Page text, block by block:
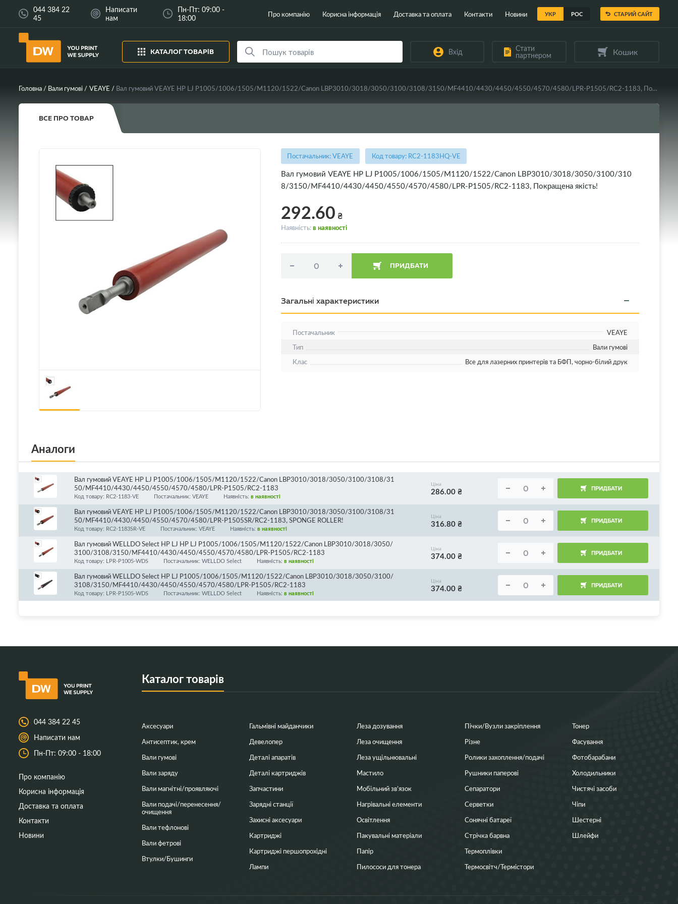
УКР РОС
044 384 22
45
Написати
нам
Пн-Пт: 09:00 -
18:00
Про компанію Корисна інформація Доставка та оплата Контакти Новини СТАРИЙ САЙТ
КАТАЛОГ ТОВАРІВ Вхід Стати
партнером Кошик
Головна Вали гумові VEAYE Вал гумовий VEAYE HP LJ P1005/1006/1505/M1120/1522/Canon LBP3010/3018/3050/3100/3108/3150/MF4410/4430/4450/4550/4570/4580/LPR-P1505/RC2-1183, Покращена якість!
ВСЕ ПРО ТОВАР
Постачальник: VEAYE Код товару: RC2-1183HQ-VE
Вал гумовий VEAYE HP LJ P1005/1006/1505/M1120/1522/Canon LBP3010/3018/3050/3100/310
8/3150/MF4410/4430/4450/4550/4570/4580/LPR-P1505/RC2-1183, Покращена якість!
292.60 ₴
Наявність:в наявності
ПРИДБАТИ
Загальні характеристики
Постачальник
VEAYE
Тип
Вали гумові
Клас
Все для лазерних принтерів та БФП, чорно-білий друк
Аналоги
Вал гумовий VEAYE HP LJ P1005/1006/1505/M1120/1522/Canon LBP3010/3018/3050/3100/3108/31
50/MF4410/4430/4450/4550/4570/4580/LPR-P1505/RC2-1183
Код товару: RC2-1183-VE Постачальник: VEAYE Наявність: в наявності
Ціна
286.00 ₴ ПРИДБАТИ
Вал гумовий VEAYE HP LJ P1005/1006/1505/M1120/1522/Canon LBP3010/3018/3050/3100/3108/31
50/MF4410/4430/4450/4550/4570/4580/LPR-P1505SR/RC2-1183, SPONGE ROLLER!
Код товару: RC2-1183SR-VE Постачальник: VEAYE Наявність: в наявності
Ціна
316.80 ₴ ПРИДБАТИ
Вал гумовий WELLDO Select HP LJ HP LJ P1005/1006/1505/M1120/1522/Canon LBP3010/3018/3050/
3100/3108/3150/MF4410/4430/4450/4550/4570/4580/LPR-P1505/RC2-1183
Код товару: LPR-P1005-WDS Постачальник: WELLDO Select Наявність: в наявності
Ціна
374.00 ₴ ПРИДБАТИ
Вал гумовий WELLDO Select HP LJ P1005/1006/1505/M1120/1522/Canon LBP3010/3018/3050/3100/
3108/3150/MF4410/4430/4450/4550/4570/4580/LPR-P1505/RC2-1183
Код товару: LPR-P1505-WDS Постачальник: WELLDO Select Наявність: в наявності
Ціна
374.00 ₴ ПРИДБАТИ
044 384 22 45
Написати нам
Пн-Пт: 09:00 - 18:00
Про компанію
Корисна інформація
Доставка та оплата
Контакти
Новини
Каталог товарів
Аксесуари
Антисептик, крем
Вали гумові
Вали заряду
Вали магнітні/проявляючі
Вали подачі/перенесення/
очищення
Вали тефлонові
Вали фетрові
Втулки/Бушинги
Гальмівні майданчики
Девелопер
Деталі апаратів
Деталі картриджів
Запчастини
Зарядні станції
Захисні аксесуари
Картриджі
Картриджі першопрохідні
Лампи
Леза дозування
Леза очищення
Леза ущільнювальні
Мастило
Мобільний зв’язок
Нагрівальні елементи
Освітлення
Пакувальні матеріали
Папір
Пилососи для тонера
Пічки/Вузли закріплення
Різне
Ролики захоплення/подачі
Рушники паперові
Сепаратори
Серветки
Сонячні батареї
Стрічка барвна
Термоплівки
Термосвітч/Термістори
Тонер
Фасування
Фотобарабани
Холодильники
Чистячі засоби
Чіпи
Шестерні
Шлейфи